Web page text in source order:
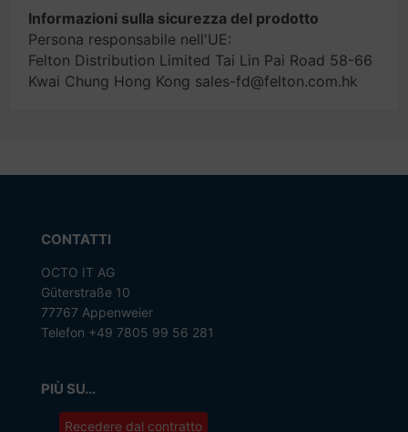
Informazioni sulla sicurezza del prodotto
Persona responsabile nell'UE:
Felton Distribution Limited Tai Lin Pai Road 58-66
Kwai Chung Hong Kong sales-fd@felton.com.hk
CONTATTI
OCTO IT AG
Güterstraße 10
77767 Appenweier
Telefon +49 7805 99 56 281
PIÙ SU...
Recedere dal contratto